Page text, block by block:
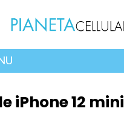
iPhone 12 mini